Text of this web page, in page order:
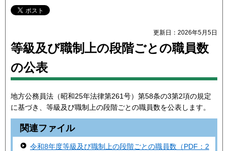
更新日：2026年5月5日
等級及び職制上の段階ごとの職員数
の公表
地方公務員法（昭和25年法律第261号）第58条の3第2項の規定
に基づき、等級及び職制上の段階ごとの職員数を公表します。
関連ファイル
令和8年度等級及び職制上の段階ごとの職員数（PDF：2